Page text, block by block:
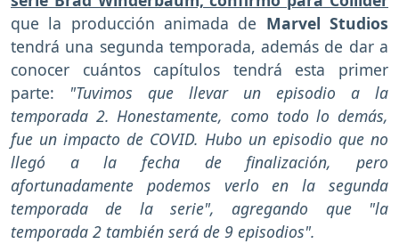
que la producción animada de Marvel Studios
tendrá una segunda temporada, además de dar a
conocer cuántos capítulos tendrá esta primer
parte: "Tuvimos que llevar un episodio a la
temporada 2. Honestamente, como todo lo demás,
fue un impacto de COVID. Hubo un episodio que no
llegó a la fecha de finalización, pero
afortunadamente podemos verlo en la segunda
temporada de la serie", agregando que "la
temporada 2 también será de 9 episodios".